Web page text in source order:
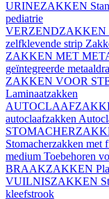
URINEZAKKEN
pediatrie
VERZENDZAKKEN
zelfklevende strip
ZAKKEN MET
geïntegreerde
ZAKKEN VOOR
Laminaatzakken
autoclaafzakken
Stomacherzakken met
medium Toebehoren
BRAAKZAKKEN
VUILNISZAKKEN
kleefstrook